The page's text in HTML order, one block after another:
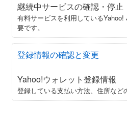
継続中サービスの確認・停止
有料サービスを利用している
要です。
登録情報の確認と変更
Yahoo!ウォレット登録情報
登録している支払い方法、住所など